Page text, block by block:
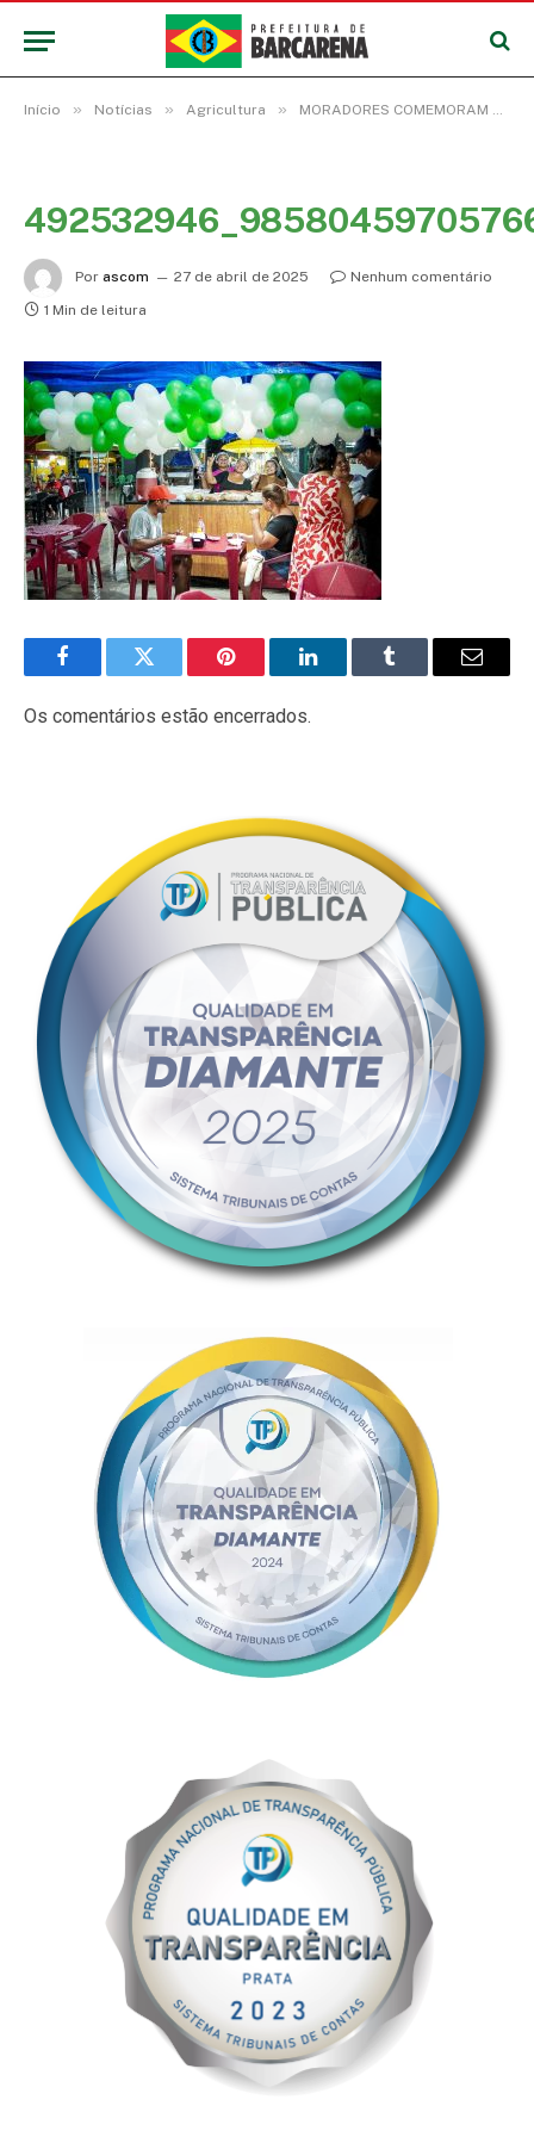
Início » Notícias » Agricultura » MORADORES COMEMORAM O PRIMEIRO ANIVERSÁRIO DA PRAÇA DE ALIMENTAÇÃO DO BAIRRO PIONEIRO
Por ascom 27 de abril de 2025
Nenhum comentário
1 Min de leitura
FacebookTwitter Pinterest LinkedInTumblr
E-
Os comentários estão encerrados.